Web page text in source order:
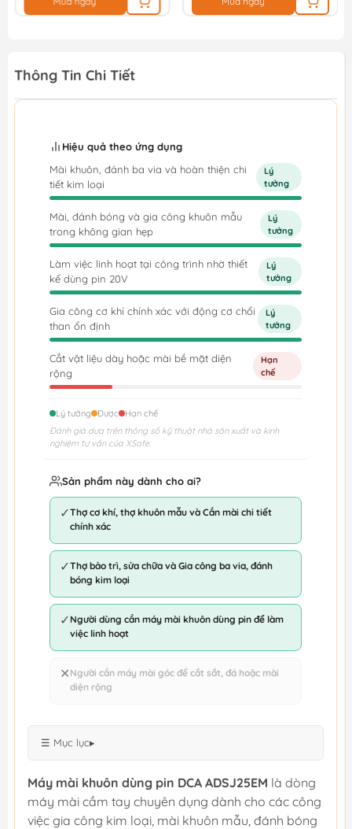
Thông Tin Chi Tiết
Hiệu quả theo ứng dụng
Mài khuôn, đánh ba via và hoàn thiện chi
tiết kim loại
Lý
tưởng
Mài, đánh bóng và gia công khuôn mẫu
trong không gian hẹp
Lý
tưởng
Làm việc linh hoạt tại công trình nhờ thiết
kế dùng pin 20V
Lý
tưởng
Gia công cơ khí chính xác với động cơ chổi
than ổn định
Lý
tưởng
Cắt vật liệu dày hoặc mài bề mặt diện
rộng
Hạn
chế
Lý tưởng Được
Hạn chế
Đánh giá dựa trên thông số kỹ thuật nhà sản xuất và kinh
nghiệm tư vấn của XSafe.
Sản phẩm này dành cho ai?
✓Thợ cơ khí, thợ khuôn mẫu và Cần mài chi tiết
chính xác
✓Thợ bảo trì, sửa chữa và Gia công ba via, đánh
bóng kim loại
✓ Người dùng cần máy mài khuôn dùng pin để làm
việc linh hoạt
✕ Người cần máy mài góc để cắt sắt, đá hoặc mài
diện rộng
☰ Mục lục▸
Máy mài khuôn dùng pin DCA ADSJ25EM là dòng
máy mài cầm tay chuyên dụng dành cho các công
việc gia công kim loại, mài khuôn mẫu, đánh bóng